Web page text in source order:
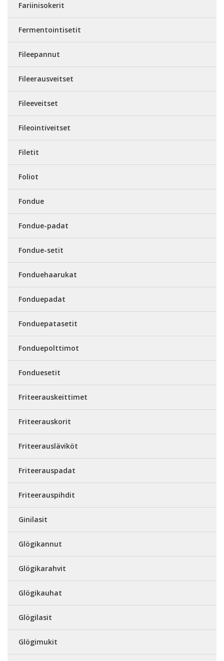
Fariinisokerit
Fermentointisetit
Fileepannut
Fileerausveitset
Fileeveitset
Fileointiveitset
Filetit
Foliot
Fondue
Fondue-padat
Fondue-setit
Fonduehaarukat
Fonduepadat
Fonduepatasetit
Fonduepolttimot
Fonduesetit
Friteerauskeittimet
Friteerauskorit
Friteerausläviköt
Friteerauspadat
Friteerauspihdit
Ginilasit
Glögikannut
Glögikarahvit
Glögikauhat
Glögilasit
Glögimukit